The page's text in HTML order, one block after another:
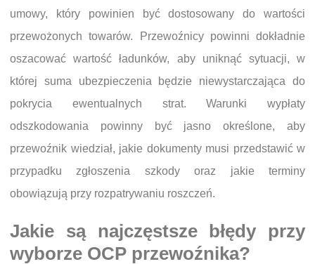
umowy, który powinien być dostosowany do wartości
przewożonych towarów. Przewoźnicy powinni dokładnie
oszacować wartość ładunków, aby uniknąć sytuacji, w
której suma ubezpieczenia będzie niewystarczająca do
pokrycia ewentualnych strat. Warunki wypłaty
odszkodowania powinny być jasno określone, aby
przewoźnik wiedział, jakie dokumenty musi przedstawić w
przypadku zgłoszenia szkody oraz jakie terminy
obowiązują przy rozpatrywaniu roszczeń.
Jakie są najczęstsze błędy przy
wyborze OCP przewoźnika?